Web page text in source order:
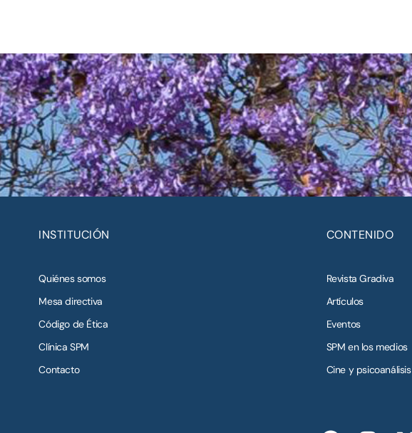
INSTITUCIÓN
Quiénes somos
Mesa directiva
Código de Ética
Clínica SPM
Contacto
CONTENIDO
Revista Gradiva
Artículos
Eventos
SPM en los medios
Cine y psicoanálisis